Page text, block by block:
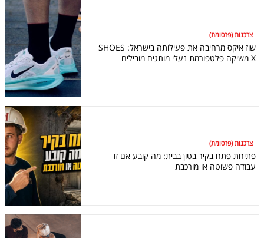
צרכנות (פרסומת)
שוז איקס מרחיבה את פעילותה בישראל: SHOES
X משיקה פלטפורמת נעלי מותגים מובילים
צרכנות (פרסומת)
פתיחת פתח בקיר בטון בבית: מה קובע אם זו
עבודה פשוטה או מורכבת